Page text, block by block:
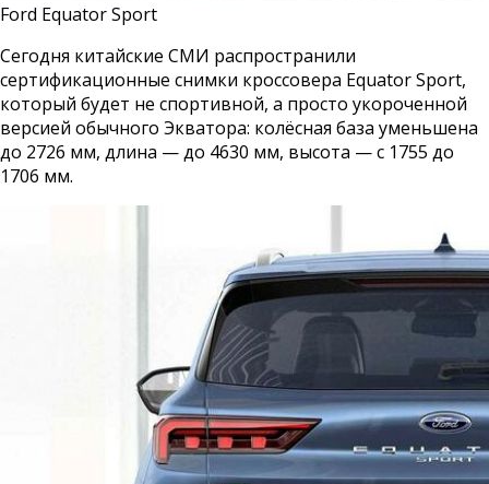
Ford Equator Sport
Сегодня китайские СМИ распространили
сертификационные снимки кроссовера Equator Sport,
который будет не спортивной, а просто укороченной
версией обычного Экватора: колёсная база уменьшена
до 2726 мм, длина — до 4630 мм, высота — с 1755 до
1706 мм.